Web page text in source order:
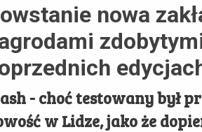
nowa
- choć testowany był
w Lidze, jako że